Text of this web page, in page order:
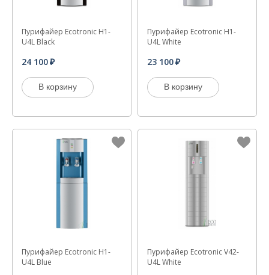
Пурифайер Ecotronic H1-
U4L Black
24 100
В корзину
Пурифайер Ecotronic H1-
U4L White
23 100
В корзину
Пурифайер Ecotronic H1-
U4L Blue
Пурифайер Ecotronic V42-
U4L White